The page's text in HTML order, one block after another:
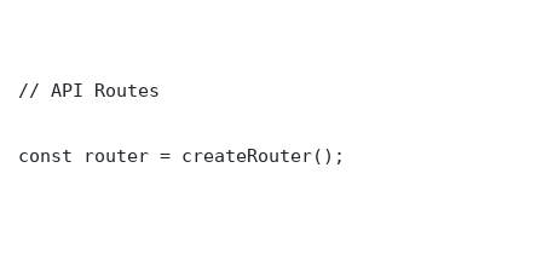
// API Routes
const router = createRouter();